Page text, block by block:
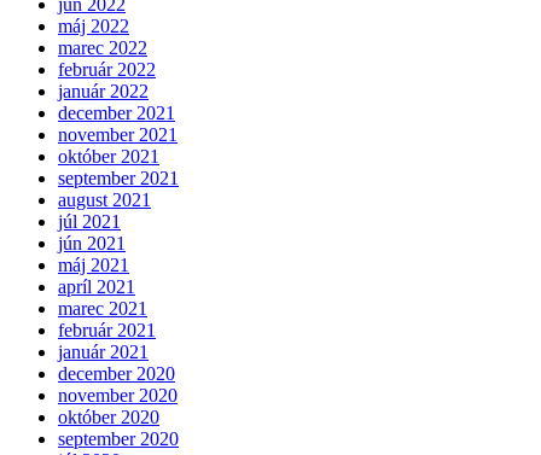
máj 2022
marec 2022
február 2022
január 2022
december 2021
november 2021
október 2021
september 2021
august 2021
júl 2021
jún 2021
máj 2021
apríl 2021
marec 2021
február 2021
január 2021
december 2020
november 2020
október 2020
september 2020